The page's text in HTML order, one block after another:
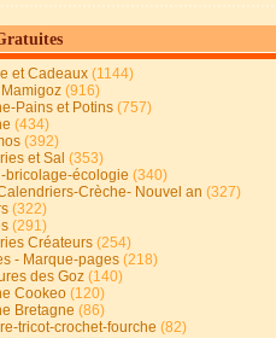
et Cadeaux (1144)
(916)
Pains et Potins (757)
(434)
(392)
et Sal (353)
bricolage-écologie (340)
Crèche- Nouvel an (327)
(322)
(291)
Créateurs (254)
- Marque-pages (218)
des Goz (140)
Cookeo (120)
Bretagne (86)
tricot-crochet-fourche (82)